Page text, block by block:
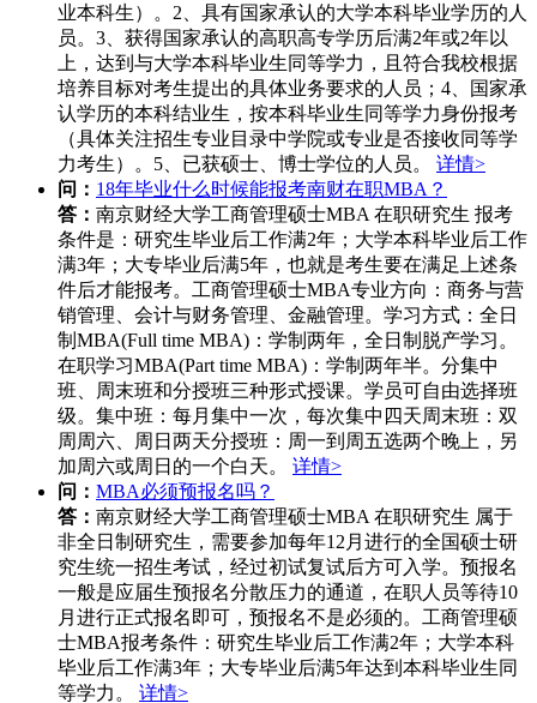
业本科生）。2、具有国家承认的大学本科毕业学历的人
员。3、获得国家承认的高职高专学历后满2年或2年以
上，达到与大学本科毕业生同等学力，且符合我校根据
培养目标对考生提出的具体业务要求的人员；4、国家承
认学历的本科结业生，按本科毕业生同等学力身份报考
（具体关注招生专业目录中学院或专业是否接收同等学
力考生）。5、已获硕士、博士学位的人员。 详情>
问： 18年毕业什么时候能报考南财在职MBA？
答： 南京财经大学工商管理硕士MBA 在职研究生 报考
条件是：研究生毕业后工作满2年；大学本科毕业后工作
满3年；大专毕业后满5年，也就是考生要在满足上述条
件后才能报考。工商管理硕士MBA专业方向：商务与营
销管理、会计与财务管理、金融管理。学习方式：全日
制MBA(Full time MBA)：学制两年，全日制脱产学习。
在职学习MBA(Part time MBA)：学制两年半。分集中
班、周末班和分授班三种形式授课。学员可自由选择班
级。集中班：每月集中一次，每次集中四天周末班：双
周周六、周日两天分授班：周一到周五选两个晚上，另
加周六或周日的一个白天。 详情>
问： MBA必须预报名吗？
答： 南京财经大学工商管理硕士MBA 在职研究生 属于
非全日制研究生，需要参加每年12月进行的全国硕士研
究生统一招生考试，经过初试复试后方可入学。预报名
一般是应届生预报名分散压力的通道，在职人员等待10
月进行正式报名即可，预报名不是必须的。工商管理硕
士MBA报考条件：研究生毕业后工作满2年；大学本科
毕业后工作满3年；大专毕业后满5年达到本科毕业生同
等学力。 详情>